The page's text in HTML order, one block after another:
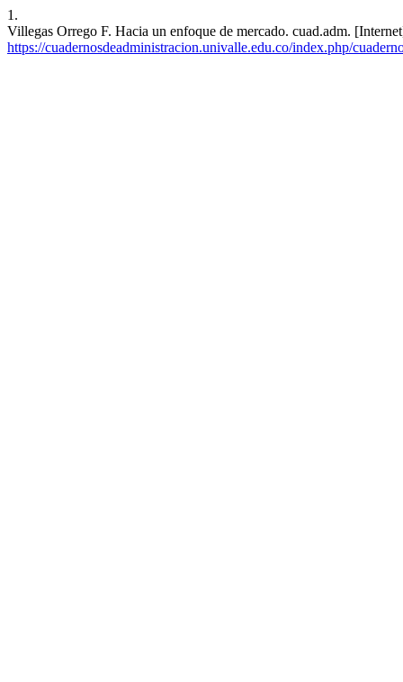
1.
Villegas Orrego F. Hacia un enfoque de mercado. cuad.adm.
https://cuadernosdeadministracion.univalle.edu.co/index.php/